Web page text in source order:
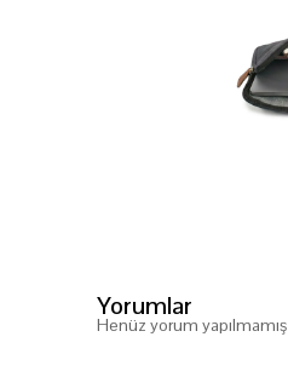
Yorumlar
Henüz yorum yapılmamış